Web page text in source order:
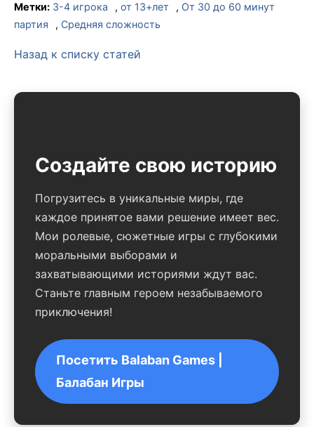
Метки: 3-4 игрока , от 13+лет , От 30 до 60 минут
партия
, Средняя сложность
Назад к списку статей
Создайте свою историю
Погрузитесь в уникальные миры, где
каждое принятое вами решение имеет вес.
Мои ролевые, сюжетные игры с глубокими
моральными выборами и
захватывающими историями ждут вас.
Станьте главным героем незабываемого
приключения!
Посетить Balaban Games |
Балабан Игры